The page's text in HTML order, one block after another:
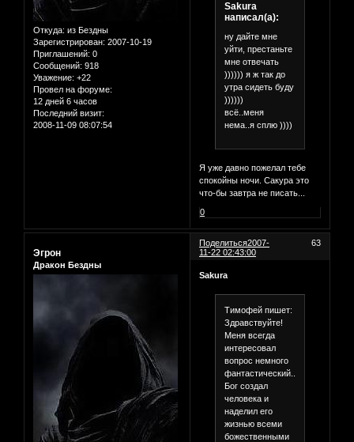
Откуда: из Бездны
Зарегистрирован: 2007-10-19
Приглашений: 0
Сообщений: 918
Уважение: +22
Провел на форуме:
12 дней 6 часов
Последний визит:
2008-11-09 08:07:54
Sakura
написал(а):
ну дайте мне
уйти, престаньте
мне отвечать
)))))) я ж так до
утра сидеть буду
))))))
всё..меня
нема..я сплю ))))
Я уже давно пожелал тебе
спокойны ночи. Сакура это
что-бы завтра не писать...
0
Поделиться 63
2007-
11-22 02:43:00
Эгрон
Дракон Бездны
Sakura
Тимофей пишет:
Здравствуйте!
Меня всегда
интересовал
вопрос немного
фантастический....
Бог создал
человека и
наделил его
жизнью всеми
божественными